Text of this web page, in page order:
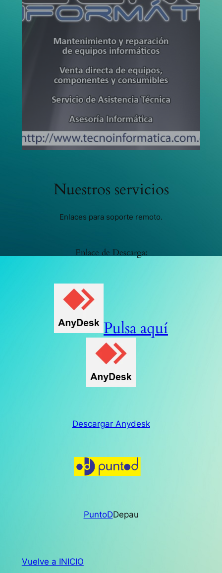
Nuestros servicios
Enlaces para soporte remoto.
Enlace de Descarga:
Pulsa aquí
Descargar Anydesk
PuntoDDepau
Vuelve a INICIO